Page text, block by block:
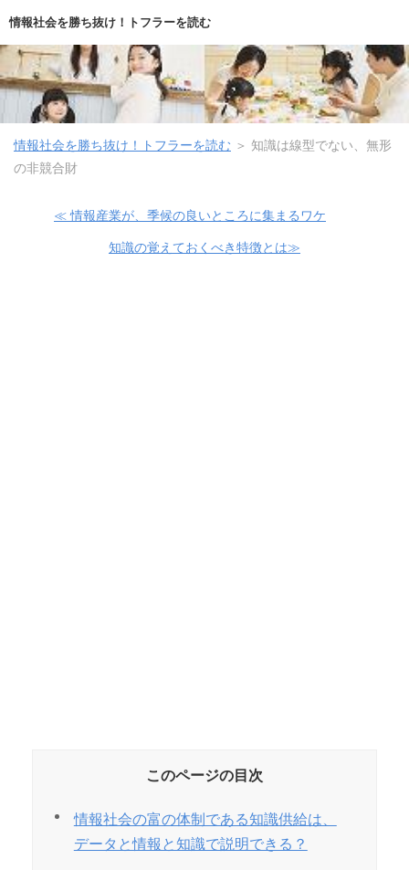
情報社会を勝ち抜け！トフラーを読む
情報社会を勝ち抜け！トフラーを読む ＞ 知識は線型でない、無形
の非競合財
≪ 情報産業が、季候の良いところに集まるワケ
知識の覚えておくべき特徴とは≫
このページの目次
情報社会の富の体制である知識供給は、
データと情報と知識で説明できる？